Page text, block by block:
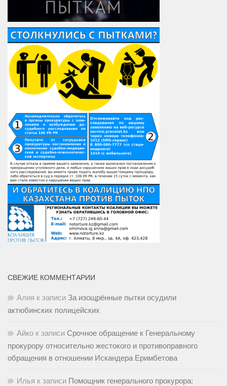
СВЕЖИЕ КОММЕНТАРИИ
Алия к записи За изощрённые пытки осудили
актюбинских полицейских
Айко к записи Срочное обращение к Генеральному
прокурору относительно жестокого и противоправного
обращения в отношении Искандера Еримбетова
Илья к записи Помощник генерального прокурора: